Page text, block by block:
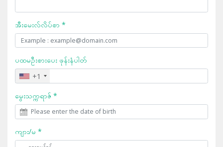
အီးမေးလ်လိပ်စာ *
ပထမဦးစားပေး ဖုန်းနံပါတ်
+1
မွေးသက္ကရာဇ် *
ကျား/မ *